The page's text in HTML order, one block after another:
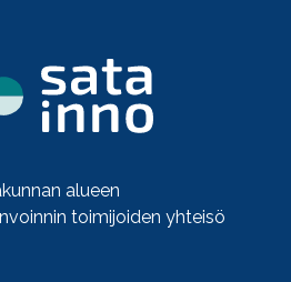
alueen
toimijoiden yhteisö